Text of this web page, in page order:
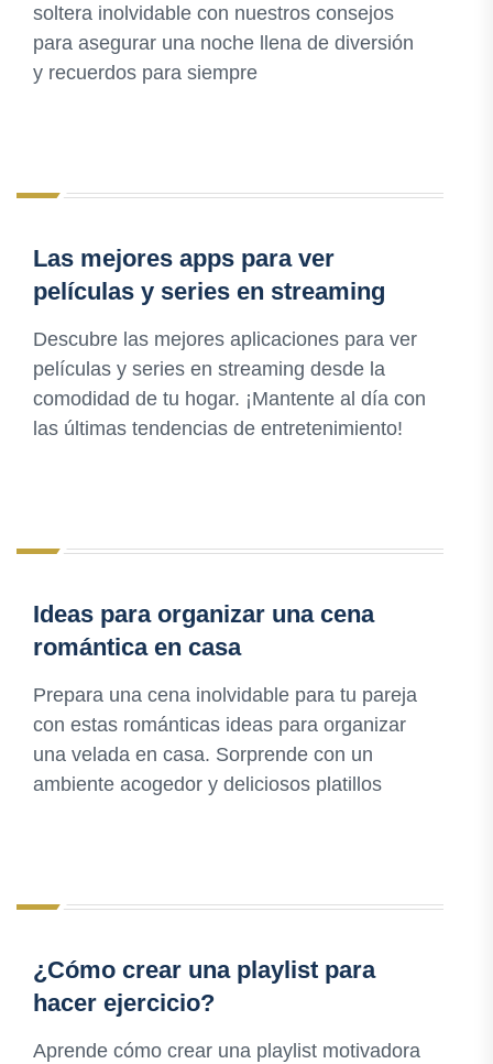
soltera inolvidable con nuestros consejos
para asegurar una noche llena de diversión
y recuerdos para siempre
Las mejores apps para ver
películas y series en streaming
Descubre las mejores aplicaciones para ver
películas y series en streaming desde la
comodidad de tu hogar. ¡Mantente al día con
las últimas tendencias de entretenimiento!
Ideas para organizar una cena
romántica en casa
Prepara una cena inolvidable para tu pareja
con estas románticas ideas para organizar
una velada en casa. Sorprende con un
ambiente acogedor y deliciosos platillos
¿Cómo crear una playlist para
hacer ejercicio?
Aprende cómo crear una playlist motivadora